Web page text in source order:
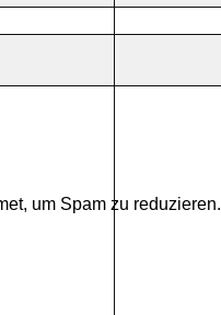
um Spam zu reduzieren.